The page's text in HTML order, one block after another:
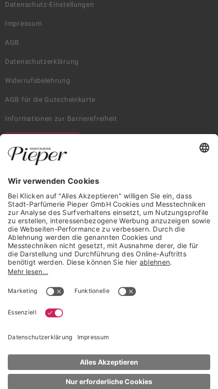
Matas Beauty
Datenschutz-Einstellungen
Impressum
AGB
Datenschutzerklärung
Widerrufsbelehrung
AGB für die Gutscheinkarte
Informationen zur Barrierefreiheit
Trusted Shops Mitglied seit 2010
* unverbindliche Preisempfehlung der Verbundgruppe beauty alliance
NACH OBEN